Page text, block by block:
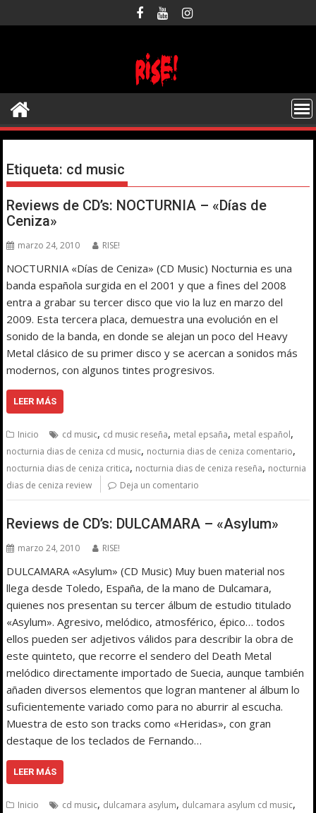
al
Etiqueta: cd music
Reviews de CD’s: NOCTURNIA – «Días de
Ceniza»
marzo 24, 2010 RISE!
NOCTURNIA «Días de Ceniza» (CD Music) Nocturnia es una
banda española surgida en el 2001 y que a fines del 2008
entra a grabar su tercer disco que vio la luz en marzo del
2009. Esta tercera placa, demuestra una evolución en el
sonido de la banda, en donde se alejan un poco del Heavy
Metal clásico de su primer disco y se acercan a sonidos más
modernos, con algunos tintes progresivos.
LEER MÁS
Inicio cd music, cd music reseña, metal epsaña, metal español,
nocturnia dias de ceniza cd music, nocturnia dias de ceniza comentario,
nocturnia dias de ceniza critica, nocturnia dias de ceniza reseña, nocturnia
dias de ceniza review
Deja un comentario
Reviews de CD’s: DULCAMARA – «Asylum»
marzo 24, 2010 RISE!
DULCAMARA «Asylum» (CD Music) Muy buen material nos
llega desde Toledo, España, de la mano de Dulcamara,
quienes nos presentan su tercer álbum de estudio titulado
«Asylum». Agresivo, melódico, atmosférico, épico… todos
ellos pueden ser adjetivos válidos para describir la obra de
este quinteto, que recorre el sendero del Death Metal
melódico directamente importado de Suecia, aunque también
añaden diversos elementos que logran mantener al álbum lo
suficientemente variado como para no aburrir al escucha.
Muestra de esto son tracks como «Heridas», con gran
destaque de los teclados de Fernando…
LEER MÁS
Inicio cd music, dulcamara asylum, dulcamara asylum cd music,